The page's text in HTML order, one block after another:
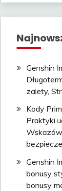
Genshin
zalety,
Kody
Praktyki
Genshin
bonusy
bonusy